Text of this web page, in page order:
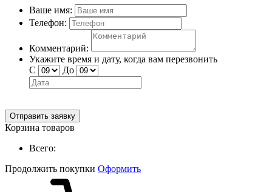
Ваше имя:
Телефон:
Комментарий:
Укажите время и дату, когда вам перезвонить
С
До
Отправить заявку
Корзина товаров
Всего:
Продолжить покупки Оформить